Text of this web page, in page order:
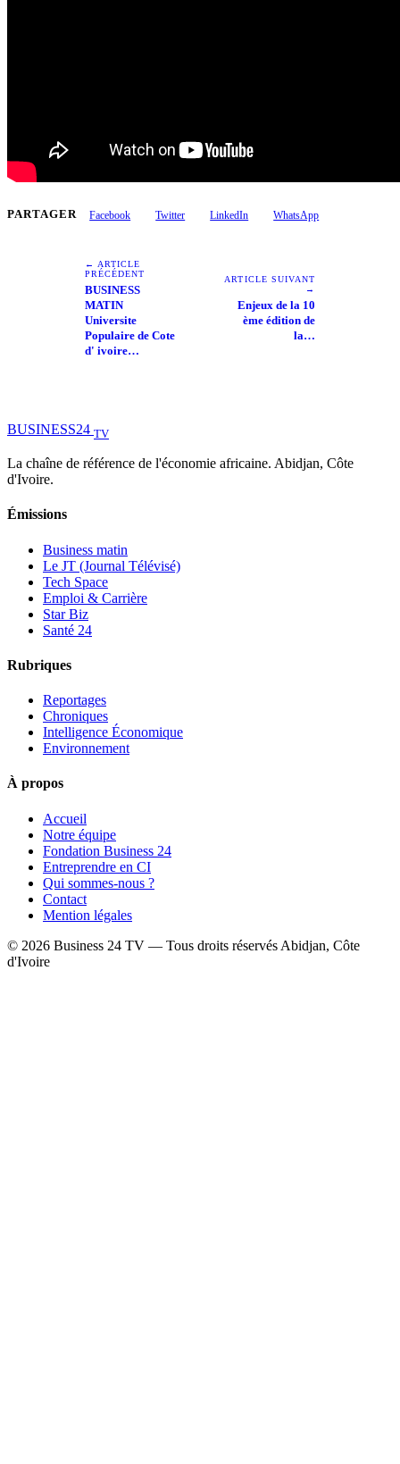
PARTAGER Facebook Twitter LinkedIn WhatsApp
← ARTICLE
PRÉCÉDENT
BUSINESS
MATIN
Universite
Populaire de Cote
d' ivoire…
ARTICLE SUIVANT
→
Enjeux de la 10
ème édition de
la…
BUSINESS24 TV
La chaîne de référence de l'économie africaine. Abidjan, Côte
d'Ivoire.
Émissions
Business matin
Le JT (Journal Télévisé)
Tech Space
Emploi & Carrière
Star Biz
Santé 24
Rubriques
Reportages
Chroniques
Intelligence Économique
Environnement
À propos
Accueil
Notre équipe
Fondation Business 24
Entreprendre en CI
Qui sommes-nous ?
Contact
Mention légales
© 2026 Business 24 TV — Tous droits réservés Abidjan, Côte
d'Ivoire